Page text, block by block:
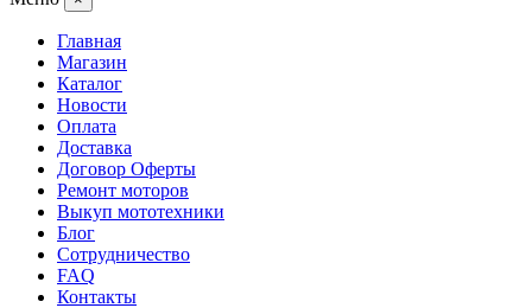
Главная
Магазин
Каталог
Новости
Оплата
Доставка
Договор Оферты
Ремонт моторов
Выкуп мототехники
Блог
Сотрудничество
FAQ
Контакты